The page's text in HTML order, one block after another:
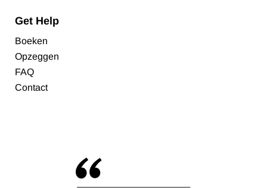
Get Help
Boeken
Opzeggen
FAQ
Contact